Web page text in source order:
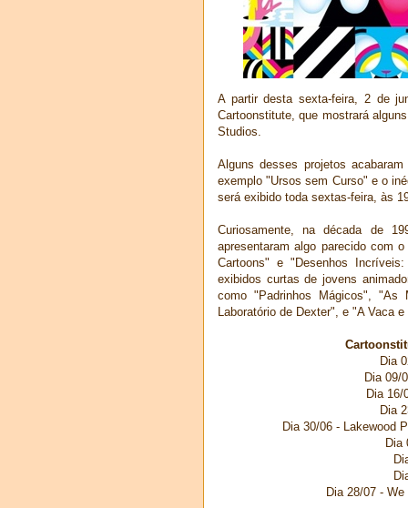
A partir desta sexta-feira, 2 de
Cartoonstitute, que mostrará
Studios.
Alguns desses projetos
exemplo "Ursos sem Curso" e o
será exibido toda sextas-feira, às
Curiosamente, na década de
apresentaram algo parecido com
Cartoons" e "Desenhos
exibidos curtas de jovens
como "Padrinhos Mágicos", "As
Laboratório de Dexter", e "A Vaca e
Dia
Dia 09/
Dia
Dia
Dia 30/06 - Lakewood
Dia
Dia 28/07 -